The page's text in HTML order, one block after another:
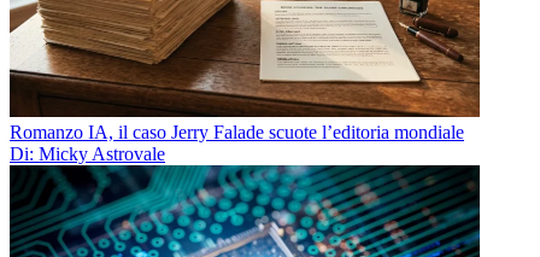
Romanzo IA, il caso Jerry Falade scuote l’editoria mondiale
Di: Micky Astrovale